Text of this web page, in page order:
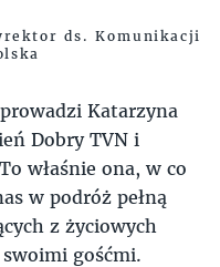
ds. Komunikacji
Katarzyna
Dobry TVN i
właśnie ona, w co
w podróż pełną
z życiowych
gośćmi.